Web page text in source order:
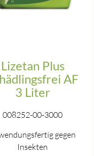
Lizetan Plus
AF
3 Liter
008252-00-3000
gegen
Insekten